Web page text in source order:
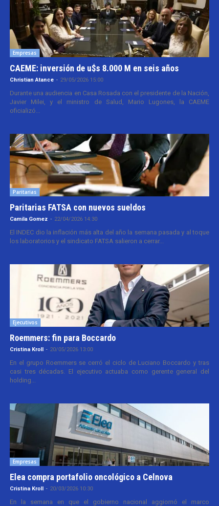
Empresas
CAEME: inversión de u$s 8.000 M en seis años
Christian Atance - 29/05/2026 15:00
Durante una audiencia en Casa Rosada con el presidente de la Nación,
Javier Milei, y el ministro de Salud, Mario Lugones, la CAEME
oficializó...
Paritarias
Paritarias FATSA con nuevos sueldos
Camila Gomez - 22/04/2026 14:30
El INDEC dio la inflación más alta del año la semana pasada y al toque
los laboratorios y el sindicato FATSA salieron a cerrar...
Ejecutivos
Roemmers: fin para Boccardo
Cristina Kroll - 20/05/2026 13:00
En el grupo Roemmers se cerró el ciclo de Luciano Boccardo y tras
casi tres décadas. El ejecutivo actuaba como gerente general del
holding...
Empresas
Elea compra portafolio oncológico a Celnova
Cristina Kroll - 20/03/2026 10:30
En la semana en que el gobierno nacional aggiornó el marco